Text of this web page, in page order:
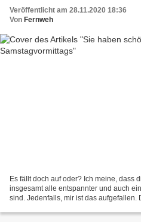
Veröffentlicht am 28.11.2020 18:36
Von Fernweh
Es fällt doch auf oder? Ich meine, dass
insgesamt alle entspannter und auch
sind. Jedenfalls, mir ist das aufgefallen.